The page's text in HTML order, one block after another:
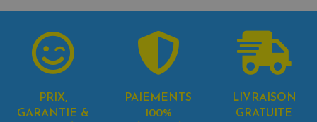
PRIX,
GARANTIE &
PAIEMENTS
100%
LIVRAISON
GRATUITE